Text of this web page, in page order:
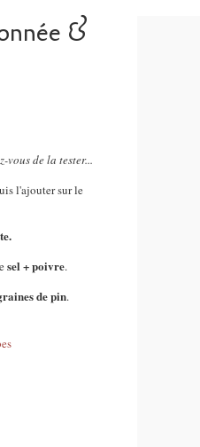
&
vous de la tester...
l'ajouter sur le
sel + poivre.
de pin.